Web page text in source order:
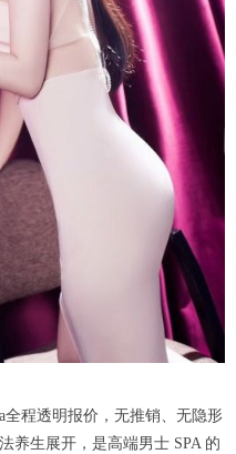
程透明报价，无推销、无隐形
养生展开，是高端男士 SPA 的